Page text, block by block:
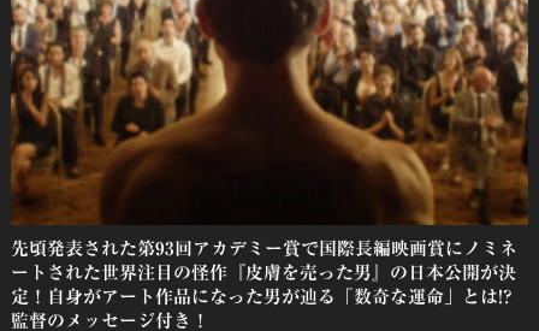
先頃発表された第93回アカデミー賞で国際長編映画賞にノミネ
ートされた世界注目の怪作『皮膚を売った男』の日本公開が決
定！自身がアート作品になった男が辿る「数奇な運命」とは!?
監督のメッセージ付き！